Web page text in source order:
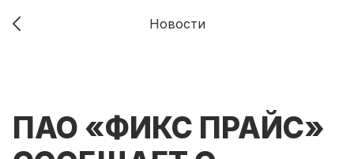
Новости
ПАО «ФИКС ПРАЙС»